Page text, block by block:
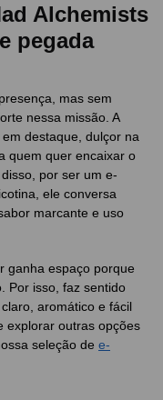
Alchemists
pegada
mas sem
nessa missão. A
destaque, dulçor na
quem quer encaixar o
por ser um e-
ele conversa
marcante e uso
ganha espaço porque
Por isso, faz sentido
aromático e fácil
explorar outras opções
seleção de e-